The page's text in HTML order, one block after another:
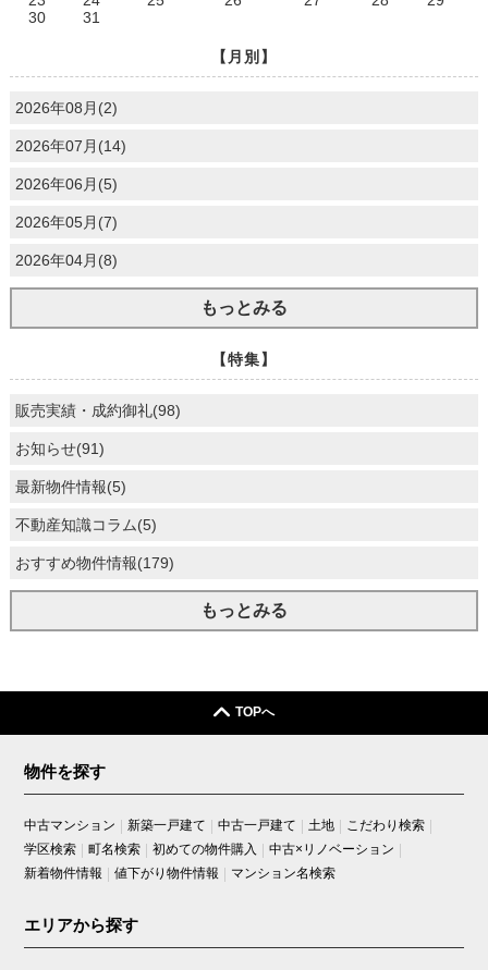
サニータウンにれの木台住宅
サンクレイドル習志野パセオ
サンクレイドル千葉中央
セレナハイム千葉椿森
ソフトタウンニュー谷津遊園
ダイアパレス稲毛緑園都市
ダイアパレス京葉蘇我Ⅱ
ダイアパレス京葉蘇我Ⅴ
ティアラマークス船橋行田公園
パークシティ検見川浜
パークホームズ稲毛小仲台
パークホームズ稲毛海岸花椿
ハーバーレジデンス
ハイホーム西船橋
パルコート市川
プローラ津田沼
ベイマークスクエア シティコートタワー
ベイマークスクエア セントラルコート
ベイマークスクエア マリナコートタワー
30
31
【月別】
2026年08月(2)
2026年07月(14)
2026年06月(5)
2026年05月(7)
2026年04月(8)
もっとみる
【特集】
販売実績・成約御礼(98)
お知らせ(91)
最新物件情報(5)
不動産知識コラム(5)
おすすめ物件情報(179)
もっとみる
TOPへ
物件を探す
中古マンション 新築一戸建て 中古一戸建て 土地
こだわり検索
学区検索
町名検索 初めての物件購入
中古×リノベーション
新着物件情報
値下がり物件情報 マンション名検索
エリアから探す